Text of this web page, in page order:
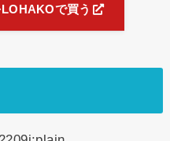
で買う